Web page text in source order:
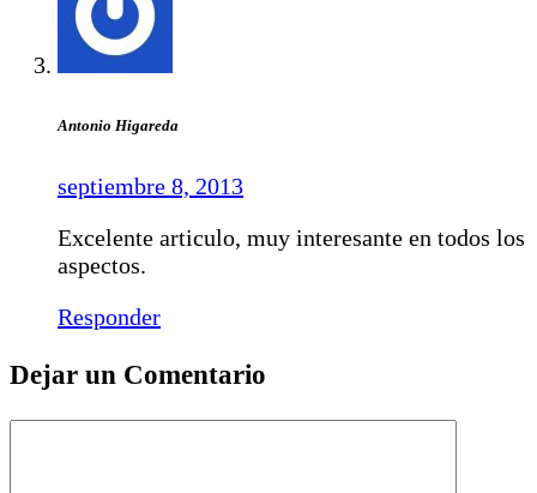
Antonio Higareda
septiembre 8, 2013
Excelente articulo, muy interesante en todos los
aspectos.
Responder
Dejar un Comentario